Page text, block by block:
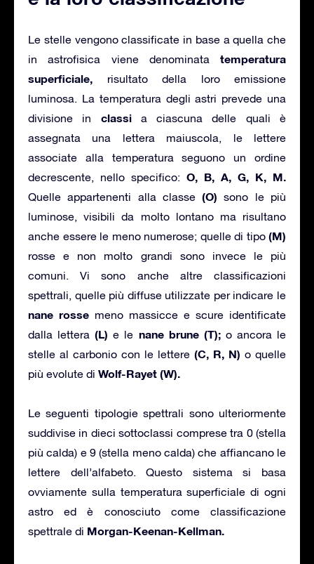
Le stelle vengono classificate in base a quella che
in astrofisica viene denominata temperatura
superficiale, risultato della loro emissione
luminosa. La temperatura degli astri prevede una
divisione in classia ciascuna delle quali è
assegnata una lettera maiuscola, le lettere
associate alla temperatura seguono un ordine
decrescente, nello specifico: O, B, A, G, K, M.
Quelle appartenenti alla classe(O) sono le più
luminose, visibili da molto lontano ma risultano
anche essere le meno numerose; quelle di tipo (M)
rosse e non molto grandi sono invece le più
comuni. Vi sono anche altre classificazioni
spettrali, quelle più diffuse utilizzate per indicare le
nane rosse meno massicce e scure identificate
dalla lettera(L) e le nane brune (T);o ancora le
stelle al carbonio con le lettere (C, R, N) o quelle
più evolute di Wolf-Rayet (W).
Le seguenti tipologie spettrali sono ulteriormente
suddivise in dieci sottoclassi comprese tra 0 (stella
più calda) e 9 (stella meno calda) che affiancano le
lettere dell’alfabeto. Questo sistema si basa
ovviamente sulla temperatura superficiale di ogni
astro ed è conosciuto come classificazione
spettrale di Morgan-Keenan-Kellman.